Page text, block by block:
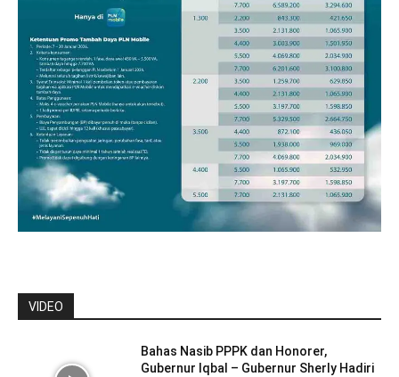
VIDEO
Bahas Nasib PPPK dan Honorer,
Gubernur Iqbal – Gubernur Sherly Hadiri